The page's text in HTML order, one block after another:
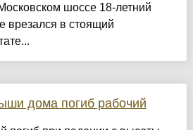
шоссе 18-летний
врезался в стоящий
дома погиб рабочий